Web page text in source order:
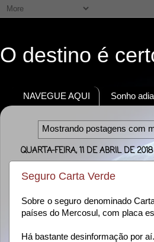
O destino é
NAVEGUE AQUI Sonho
Mostrando postagens com
QUARTA-FEIRA, 11 DE ABRIL DE 2018
Seguro Carta Verde
Sobre o seguro denominado
países do Mercosul, com placa
Há bastante desinformação por